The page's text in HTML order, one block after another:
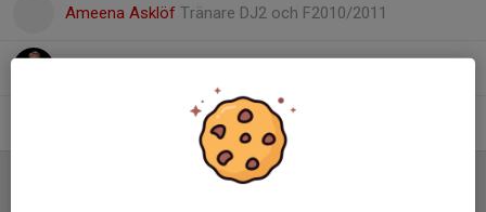
Ameena Asklöf Tränare DJ2 och F2010/2011
Lagledare